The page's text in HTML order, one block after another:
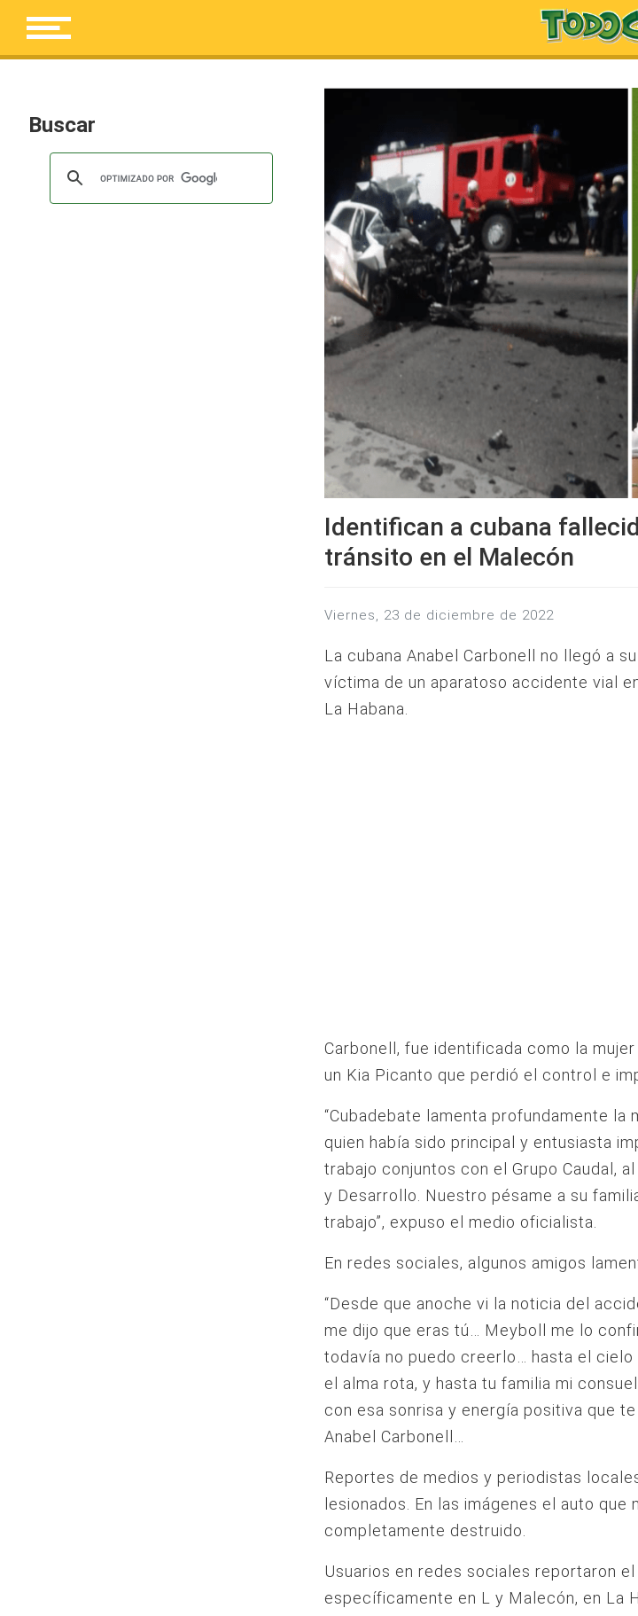
Buscar
Identifican a cubana
tránsito en el Malecón
viernes, 23 de diciembre de 2022
La cubana Anabel Carbonell no llegó a
víctima de un aparatoso accidente vial
La Habana.
Carbonell, fue identificada como la
un Kia Picanto que perdió el control e
“Cubadebate lamenta profundamente la
quien había sido principal y entusiasta
trabajo conjuntos con el Grupo Caudal,
y Desarrollo. Nuestro pésame a su
trabajo”, expuso el medio oficialista.
En redes sociales, algunos amigos
“Desde que anoche vi la noticia del
me dijo que eras tú… Meyboll me lo
todavía no puedo creerlo… hasta el
el alma rota, y hasta tu familia mi
con esa sonrisa y energía positiva que
Anabel Carbonell…
Reportes de medios y periodistas
lesionados. En las imágenes el auto que
completamente destruido.
Usuarios en redes sociales reportaron
específicamente en L y Malecón, en La